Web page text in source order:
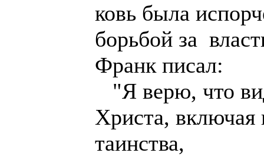
ковь была
борьбой за
Франк писал:
"Я верю, что
Христа,
таинства,